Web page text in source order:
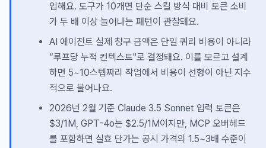
입해요. 도구가 10개면 단순 스킬 방식 대비 토큰 소비
가 두 배 이상 늘어나는 패턴이 관찰돼요.
AI 에이전트 실제 청구 금액은 단일 쿼리 비용이 아니라
“루프당 누적 컨텍스트"로 결정돼요. 이를 모르고 설계
하면 5~10스텝짜리 작업에서 비용이 선형이 아닌 지수
적으로 불어나요.
2026년 2월 기준 Claude 3.5 Sonnet 입력 토큰은
$3/1M, GPT-4o는 $2.5/1M이지만, MCP 오버헤드
를 포함하면 실효 단가는 공시 가격의 1.5~3배 수준이